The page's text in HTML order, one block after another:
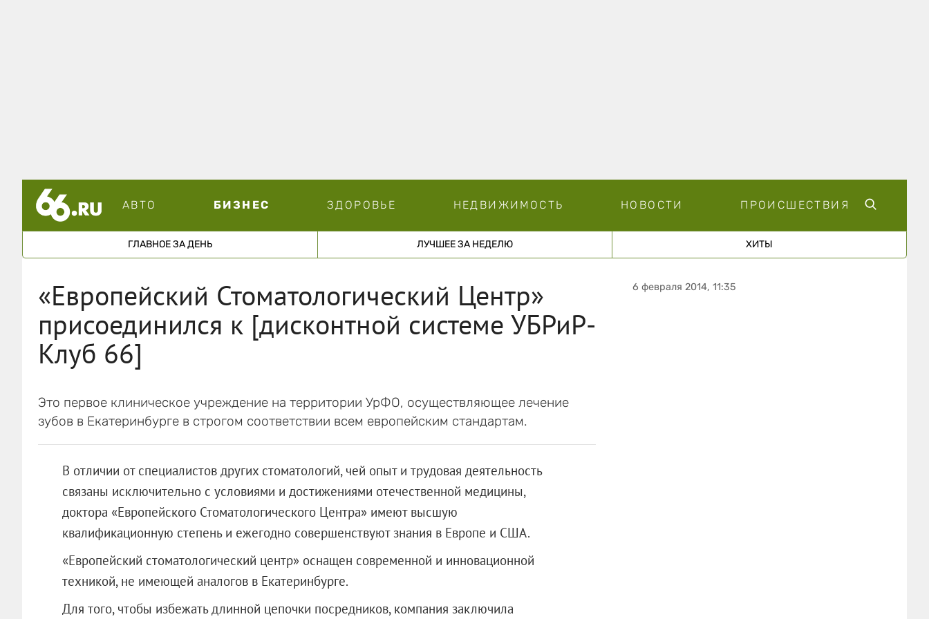
АВТО БИЗНЕС ЗДОРОВЬЕ НЕДВИЖИМОСТЬ НОВОСТИ ПРОИСШЕСТВИЯ
ГЛАВНОЕ ЗА ДЕНЬ ЛУЧШЕЕ ЗА НЕДЕЛЮ ХИТЫ
«Европейский Стоматологический Центр»
присоединился к [дисконтной системе УБРиР-
Клуб 66]
Это первое клиническое учреждение на территории УрФО, осуществляющее лечение
зубов в Екатеринбурге в строгом соответствии всем европейским стандартам.
В отличии от специалистов других стоматологий, чей опыт и трудовая деятельность
связаны исключительно с условиями и достижениями отечественной медицины,
доктора «Европейского Стоматологического Центра» имеют высшую
квалификационную степень и ежегодно совершенствуют знания в Европе и США.
«Европейский стоматологический центр» оснащен современной и инновационной
техникой, не имеющей аналогов в Екатеринбурге.
Для того, чтобы избежать длинной цепочки посредников, компания заключила
6 февраля 2014, 11:35